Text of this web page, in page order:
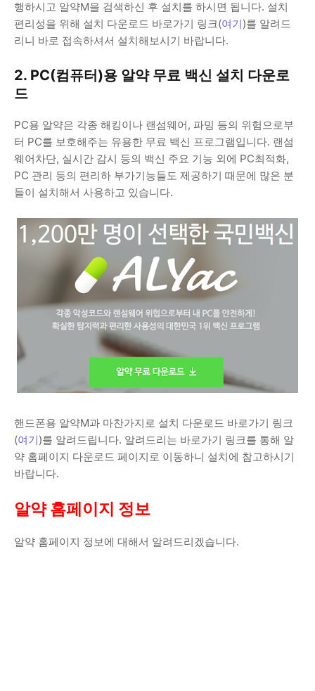
행하시고 알약M을 검색하신 후 설치를 하시면 됩니다. 설치
편리성을 위해 설치 다운로드 바로가기 링크(여기)를 알려드
리니 바로 접속하셔서 설치해보시기 바랍니다.
2. PC(컴퓨터)용 알약 무료 백신 설치 다운로
드
PC용 알약은 각종 해킹이나 랜섬웨어, 파밍 등의 위험으로부
터 PC를 보호해주는 유용한 무료 백신 프로그램입니다. 랜섬
웨어차단, 실시간 감시 등의 백신 주요 기능 외에 PC최적화,
PC 관리 등의 편리하 부가기능들도 제공하기 때문에 많은 분
들이 설치해서 사용하고 있습니다.
핸드폰용 알약M과 마찬가지로 설치 다운로드 바로가기 링크
(여기)를 알려드립니다. 알려드리는 바로가기 링크를 통해 알
약 홈페이지 다운로드 페이지로 이동하니 설치에 참고하시기
바랍니다.
알약 홈페이지 정보
알약 홈페이지 정보에 대해서 알려드리겠습니다.